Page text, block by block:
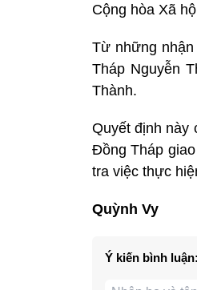
Cộng hòa Xã
Từ những
Tháp Nguyễn
Thành.
Quyết định này
Đồng Tháp
tra việc thực
Quỳnh Vy
Ý kiến bình luận: